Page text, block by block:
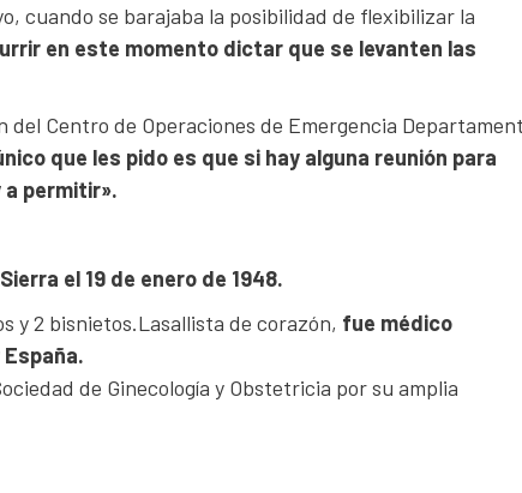
cuando se barajaba la posibilidad de flexibilizar la
en este momento dictar que se levanten las
Centro de Operaciones de Emergencia
que les pido es que si hay alguna reunión para
a permitir».
el 19 de enero de 1948.
y 2 bisnietos.Lasallista de corazón, fue médico
de Ginecología y Obstetricia por su amplia